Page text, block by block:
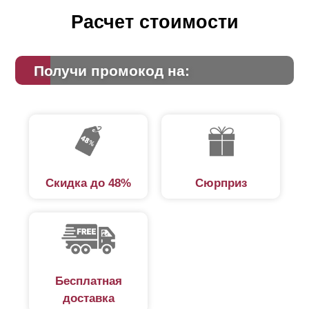
его, и забор будет стоить дешевле.
том, что с обратной стороны профиля, когда его
Крепления данного усилителя заметны на лицевой
стороне забора (см. фото). Если ламели уложены
Расчет стоимости
Получи промокод на:
Скидка до 48% Сюрприз
Бесплатная
доставка